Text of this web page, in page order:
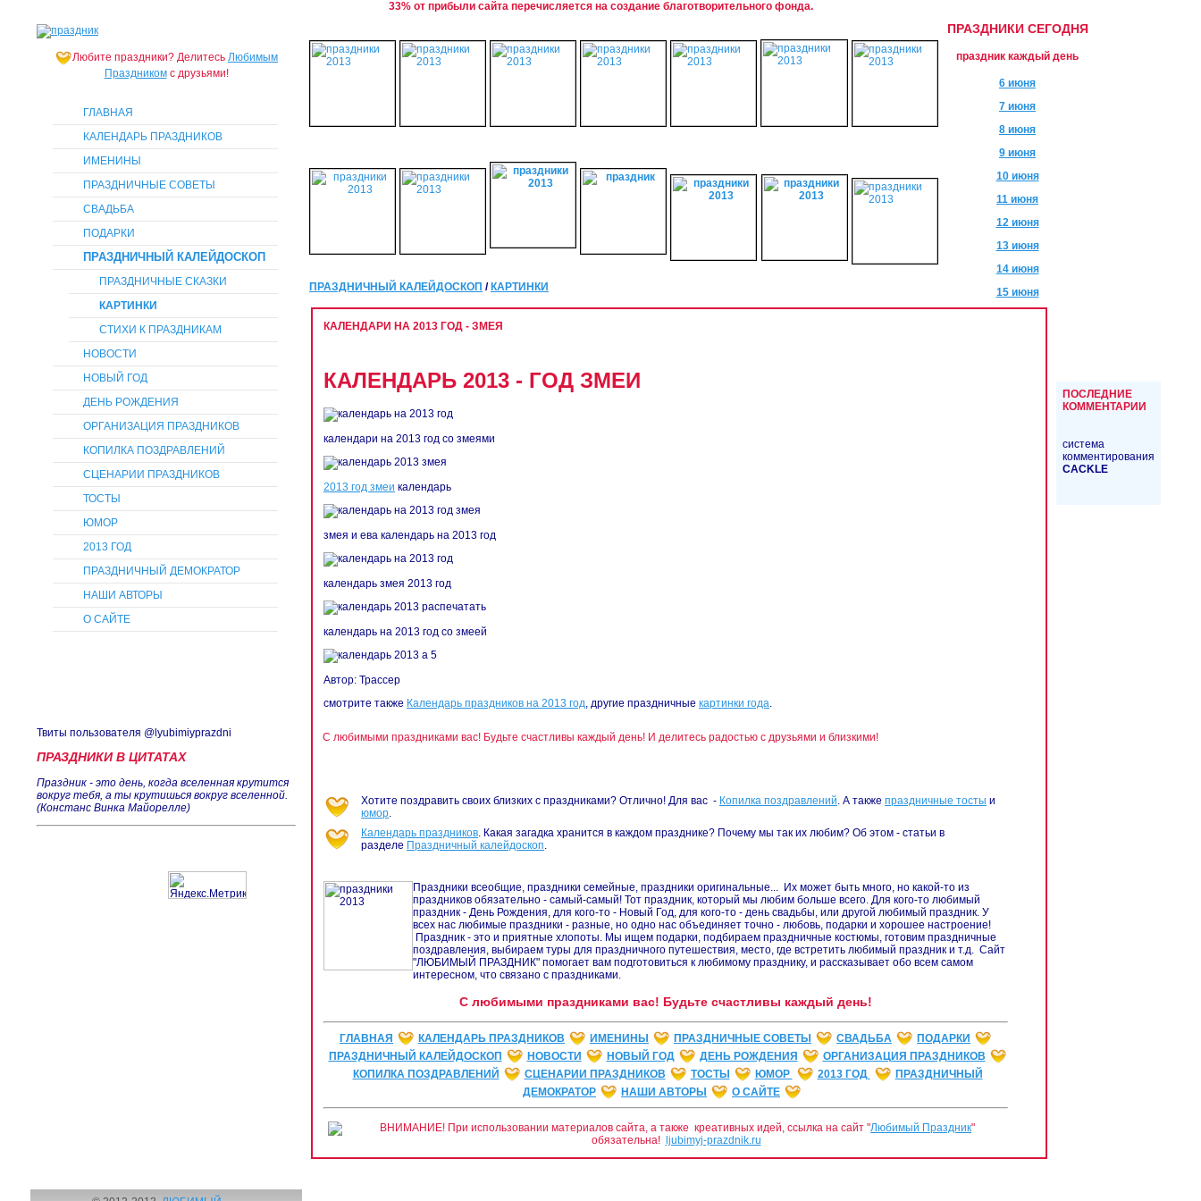
33% от прибыли сайта перечисляется на создание благотворительного фонда.
Любите праздники? Делитесь Любимым
Праздником с друзьями!
ГЛАВНАЯ
КАЛЕНДАРЬ ПРАЗДНИКОВ
ИМЕНИНЫ
ПРАЗДНИЧНЫЕ СОВЕТЫ
СВАДЬБА
ПОДАРКИ
ПРАЗДНИЧНЫЙ КАЛЕЙДОСКОП
ПРАЗДНИЧНЫЕ СКАЗКИ
КАРТИНКИ
СТИХИ К ПРАЗДНИКАМ
НОВОСТИ
НОВЫЙ ГОД
ДЕНЬ РОЖДЕНИЯ
ОРГАНИЗАЦИЯ ПРАЗДНИКОВ
КОПИЛКА ПОЗДРАВЛЕНИЙ
СЦЕНАРИИ ПРАЗДНИКОВ
ТОСТЫ
ЮМОР
2013 ГОД
ПРАЗДНИЧНЫЙ ДЕМОКРАТОР
НАШИ АВТОРЫ
О САЙТЕ
Твиты пользователя @lyubimiyprazdni
ПРАЗДНИКИ В ЦИТАТАХ
Праздник - это день, когда вселенная крутится
вокруг тебя, а ты крутишься вокруг вселенной.
(Констанс Винка Майорелле)
ПРАЗДНИКИ СЕГОДНЯ
праздник каждый день
6 июня
7 июня
8 июня
9 июня
10 июня
11 июня
12 июня
13 июня
14 июня
15 июня
ПРАЗДНИЧНЫЙ КАЛЕЙДОСКОП / КАРТИНКИ
КАЛЕНДАРИ НА 2013 ГОД - ЗМЕЯ
КАЛЕНДАРЬ 2013 - ГОД ЗМЕИ
календари на 2013 год со змеями
2013 год змеи календарь
змея и ева календарь на 2013 год
календарь змея 2013 год
календарь на 2013 год со змеей
Автор: Трассер
смотрите также Календарь праздников на 2013 год, другие праздничные картинки года.
С любимыми праздниками вас! Будьте счастливы каждый день! И делитесь радостью с друзьями и близкими!
Хотите поздравить своих близких с праздниками? Отлично! Для вас - Копилка поздравлений. А также праздничные тосты и
юмор.
Календарь праздников. Какая загадка хранится в каждом празднике? Почему мы так их любим? Об этом - статьи в
разделе Праздничный калейдоскоп.
Праздники всеобщие, праздники семейные, праздники оригинальные... Их может быть много, но какой-то из
праздников обязательно - самый-самый! Тот праздник, который мы любим больше всего. Для кого-то любимый
праздник - День Рождения, для кого-то - Новый Год, для кого-то - день свадьбы, или другой любимый праздник. У
всех нас любимые праздники - разные, но одно нас объединяет точно - любовь, подарки и хорошее настроение!
Праздник - это и приятные хлопоты. Мы ищем подарки, подбираем праздничные костюмы, готовим праздничные
поздравления, выбираем туры для праздничного путешествия, место, где встретить любимый праздник и т.д. Сайт
"ЛЮБИМЫЙ ПРАЗДНИК" помогает вам подготовиться к любимому празднику, и рассказывает обо всем самом
интересном, что связано с праздниками.
С любимыми праздниками вас! Будьте счастливы каждый день!
ГЛАВНАЯ КАЛЕНДАРЬ ПРАЗДНИКОВ ИМЕНИНЫ ПРАЗДНИЧНЫЕ СОВЕТЫ СВАДЬБА
ПОДАРКИ
ПРАЗДНИЧНЫЙ КАЛЕЙДОСКОП
НОВОСТИ НОВЫЙ ГОД ДЕНЬ РОЖДЕНИЯ
ОРГАНИЗАЦИЯ ПРАЗДНИКОВ
КОПИЛКА ПОЗДРАВЛЕНИЙ
СЦЕНАРИИ ПРАЗДНИКОВ ТОСТЫ ЮМОР 2013 ГОД
ПРАЗДНИЧНЫЙ
ДЕМОКРАТОР
НАШИ АВТОРЫ О САЙТЕ
ВНИМАНИЕ! При использовании материалов сайта, а также креативных идей, ссылка на сайт "Любимый Праздник"
обязательна!
ljubimyj-prazdnik.ru
ПОСЛЕДНИЕ
КОММЕНТАРИИ
система
комментирования
CACKLE